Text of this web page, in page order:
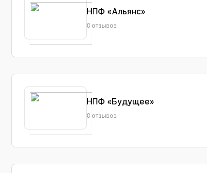
НПФ «Альянс»
0 отзывов
НПФ «Будущее»
0 отзывов